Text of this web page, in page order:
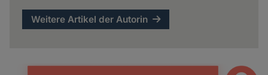
Weitere Artikel der Autorin